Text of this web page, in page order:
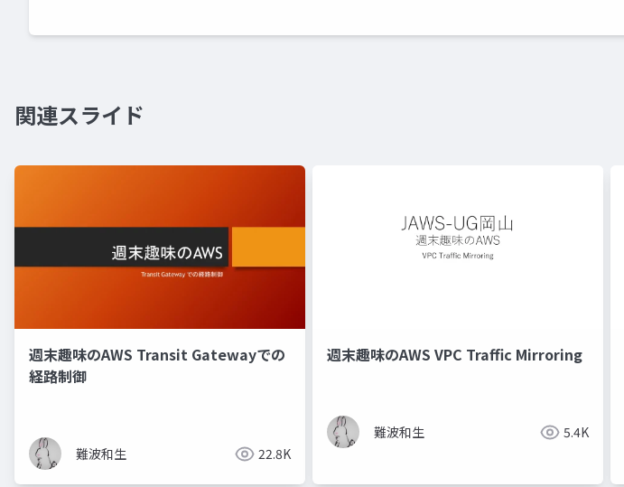
関連スライド
週末趣味のAWS Transit Gatewayでの
経路制御
難波和生 22.8K
週末趣味のAWS VPC Traffic Mirroring
難波和生 5.4K